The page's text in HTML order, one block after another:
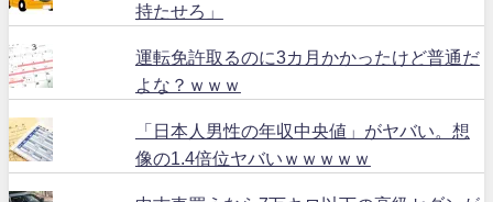
持たせろ」
運転免許取るのに3カ月かかったけど普通だ
よな？ｗｗｗ
「日本人男性の年収中央値」がヤバい。想
像の1.4倍位ヤバいｗｗｗｗｗ